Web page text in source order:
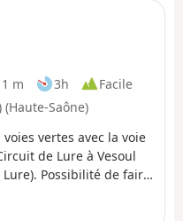
m 3h
Facile
Saône)
vertes avec la voie
de Lure à Vesoul
Possibilité de faire